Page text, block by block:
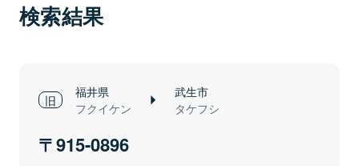
検索結果
福井県
フクイケン
武生市
タケフシ
915-0896